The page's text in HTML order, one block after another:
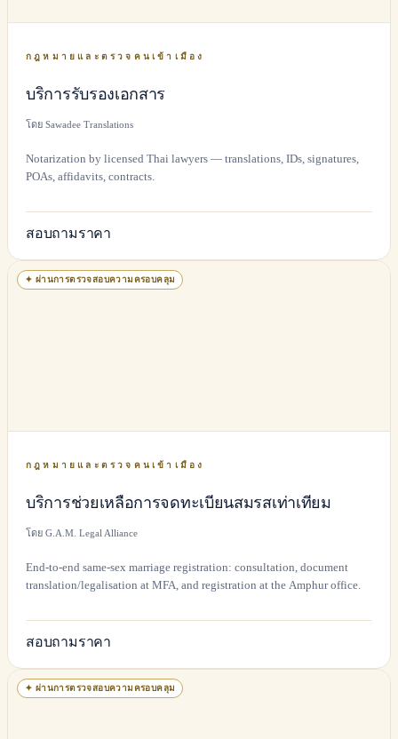
กฎหมายและตรวจคนเข้าเมือง
บริการรับรองเอกสาร
โดย Sawadee Translations
Notarization by licensed Thai lawyers — translations, IDs, signatures,
POAs, affidavits, contracts.
สอบถามราคา
✦ ผ่านการตรวจสอบความครอบคลุม
กฎหมายและตรวจคนเข้าเมือง
บริการช่วยเหลือการจดทะเบียนสมรสเท่าเทียม
โดย G.A.M. Legal Alliance
End-to-end same-sex marriage registration: consultation, document
translation/legalisation at MFA, and registration at the Amphur office.
สอบถามราคา
✦ ผ่านการตรวจสอบความครอบคลุม